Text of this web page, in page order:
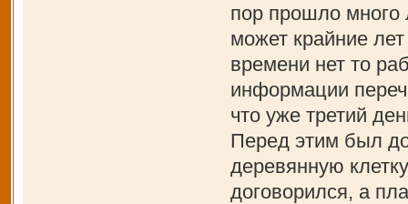
пор прошло много
может крайние
времени нет то
информации
что уже третий
Перед этим был
деревянную
договорился, а